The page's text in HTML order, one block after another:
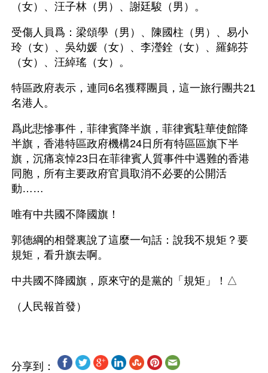
（女）、汪子林（男）、謝廷駿（男）。
受傷人員爲：梁頌學（男）、陳國柱（男）、易小
玲（女）、吳幼媛（女）、李瀅銓（女）、羅錦芬
（女）、汪綽瑤（女）。
特區政府表示，連同6名獲釋團員，這一旅行團共21
名港人。
爲此悲慘事件，菲律賓降半旗，菲律賓駐華使館降
半旗，香港特區政府機構24日所有特區區旗下半
旗，沉痛哀悼23日在菲律賓人質事件中遇難的香港
同胞，所有主要政府官員取消不必要的公開活
動……
唯有中共國不降國旗！
郭德綱的相聲裏說了這麼一句話：說我不規矩？要
規矩，看升旗去啊。
中共國不降國旗，原來守的是黨的「規矩」！△
分享到：